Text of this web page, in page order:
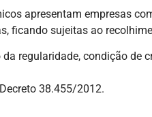
apresentam empresas
ficando sujeitas ao
regularidade, condição de
38.455/2012.